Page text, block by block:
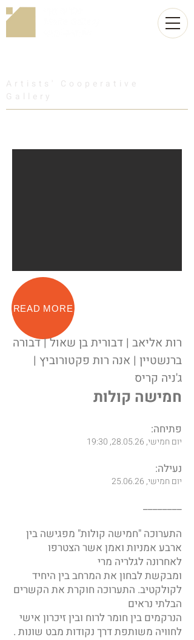
Artists' Cooperative
Gallery
READ MORE
רות אליאב | דבורית בן שאול | דבורה
ברנשטיין | אנה רות פקטורוביץ |
ג'ניה קריס
חמישה קולות
פתיחה:
יום חמישי, 28.05.26, 19:30
נעילה:
יום חמישי, 25.06.26
________
התערוכה "חמישה קולות" מפגישה בין
ארבע אמניות ואמן אשר הצטרפו
לאחרונה לגלריה מרי
ומבקשת לבחון את המרחב בין היחיד
לקולקטיב. התערוכה חוקרת את הקשרים
הבלתי נראים
הנרקמים בין חומר לרוח ובין זיכרון אישי
לחוויה משותפת דרך נקודות מבט שונות .